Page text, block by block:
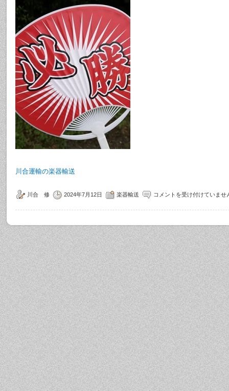
川合運輸の楽器輸送
川合 修 2024年7月12日 楽器輸送 コメントを受け付けていませ